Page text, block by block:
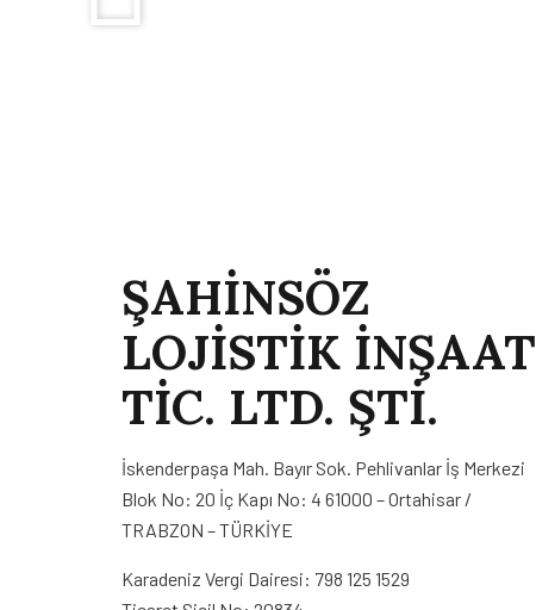
ŞAHİNSÖZ
LOJİSTİK İNŞAAT
TİC. LTD. ŞTİ.
İskenderpaşa Mah. Bayır Sok. Pehlivanlar İş Merkezi
Blok No: 20 İç Kapı No: 4 61000 – Ortahisar /
TRABZON – TÜRKİYE
Karadeniz Vergi Dairesi: 798 125 1529